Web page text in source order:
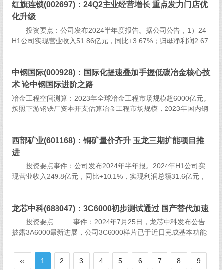
红旗连锁(002697)：24Q2主业经营增长 重点发力门店优
化升级
投资要点：公司发布2024半年度报告。据公司公告，1）24
H1公司实现营业收入51.86亿元，同比+3.67%；归母净利润2.67
中钢国际(000928)：国际化提速叠加手握低碳冶金核心技
术 论中钢国际进阶之路
冶金工程空间测算：2023年全球冶金工程市场规模超6000亿元。
按照下游钢铁厂资本开支估算冶金工程市场规模，2023年国内钢
西部矿业(601168)：铜矿量价齐升 玉龙三期扩能项目推
进
投资要点事件：公司发布2024年半年报。2024年H1公司实
现营业收入249.8亿元，同比+10.1%，实现利润总额31.6亿元，
龙芯中科(688047)：3C6000初步测试通过 国产替代加速
投资要点 事件：2024年7月25日，龙芯中科发布公告
披露3A6000最新进展，公司3C6000样片已于近日完成基本功能
‹‹ 1 2 3 4 5 6 7 8 9